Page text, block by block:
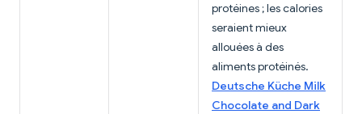
protéines ; les calories
seraient mieux
allouées à des
aliments protéinés.
Deutsche Küche Milk
Chocolate and Dark